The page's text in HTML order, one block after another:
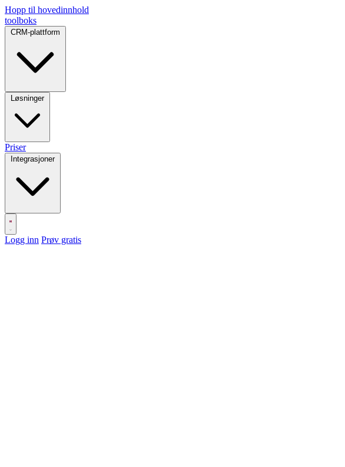
Hopp til hovedinnhold
toolboks
CRM-plattform
Løsninger
Priser
Integrasjoner
Logg inn Prøv gratis